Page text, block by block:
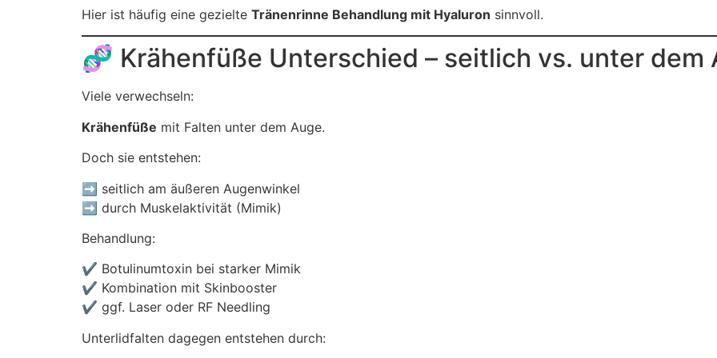
Hier ist häufig eine gezielte Tränenrinne Behandlung mit Hyaluron sinnvoll.
🧬 Krähenfüße Unterschied – seitlich vs. unter dem
Viele verwechseln:
Krähenfüße mit Falten unter dem Auge.
Doch sie entstehen:
➡️ seitlich am äußeren Augenwinkel
➡️ durch Muskelaktivität (Mimik)
Behandlung:
✔️ Botulinumtoxin bei starker Mimik
✔️ Kombination mit Skinbooster
✔️ ggf. Laser oder RF Needling
Unterlidfalten dagegen entstehen durch: